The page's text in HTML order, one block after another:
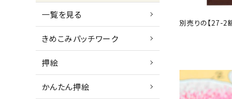
一覧を見る
きめこみパッチワーク
押絵
かんたん押絵
別売りの【27-2